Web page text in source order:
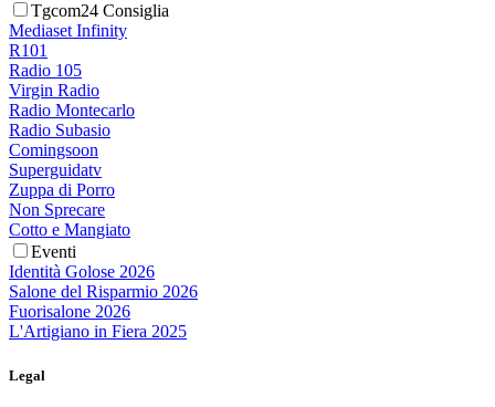
Tgcom24 Consiglia
Mediaset Infinity
R101
Radio 105
Virgin Radio
Radio Montecarlo
Radio Subasio
Comingsoon
Superguidatv
Zuppa di Porro
Non Sprecare
Cotto e Mangiato
Eventi
Identità Golose 2026
Salone del Risparmio 2026
Fuorisalone 2026
L'Artigiano in Fiera 2025
Legal